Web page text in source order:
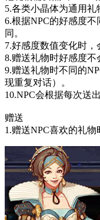
6.根据NPC的好感度不
同。
7.好感度数值变化时，
8.赠送礼物时好感度不
9.赠送礼物时不同的
现重复对话）。
10.NPC会根据每次送
1.赠送NPC喜欢的礼物